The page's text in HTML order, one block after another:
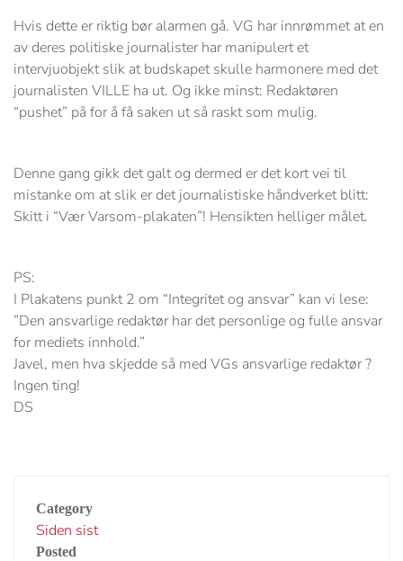
Hvis dette er riktig bør alarmen gå. VG har innrømmet at en
av deres politiske journalister har manipulert et
intervjuobjekt slik at budskapet skulle harmonere med det
journalisten VILLE ha ut. Og ikke minst: Redaktøren
“pushet” på for å få saken ut så raskt som mulig.
Denne gang gikk det galt og dermed er det kort vei til
mistanke om at slik er det journalistiske håndverket blitt:
Skitt i “Vær Varsom-plakaten”! Hensikten helliger målet.
PS:
I Plakatens punkt 2 om “Integritet og ansvar” kan vi lese:
”Den ansvarlige redaktør har det personlige og fulle ansvar
for mediets innhold.”
Javel, men hva skjedde så med VGs ansvarlige redaktør ?
Ingen ting!
DS
Category
Siden sist
Posted